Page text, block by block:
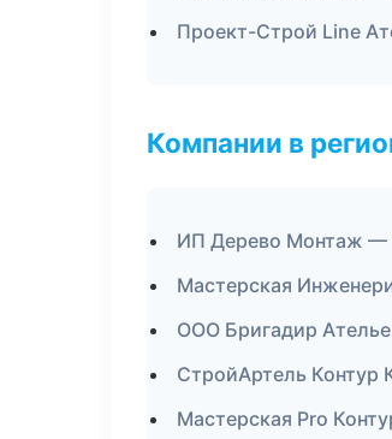
Проект-Строй Line
Компании в
ИП Дерево Монтаж —
Мастерская
ООО Бригадир
СтройАртель Контур
Мастерская Pro